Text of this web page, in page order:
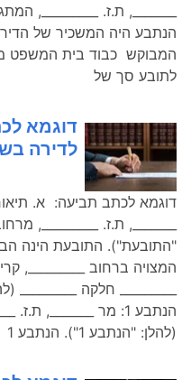
_______, ת.ז. _________,
המבוקש כבוד בית המשפט
לתובע סך של
דוגמא
לדירה
_______, ת.ז. _________,
"התובעת"). התובעת הינה
המצויה ברחוב _________,
הנתבע 1: מר _______,
(להלן: "הנתבע 1"). הנתבע 1